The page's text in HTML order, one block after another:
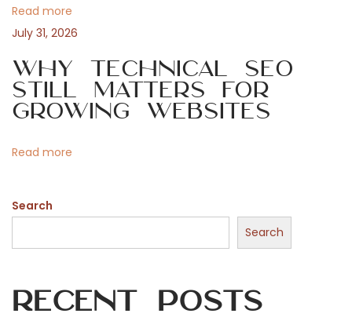
t
i
o
n
u
ž
m
a
r
o
e
Read more
July 31, 2026
Why Technical SEO
Still Matters for
Growing Websites
Read more
Search
Search
Recent Posts